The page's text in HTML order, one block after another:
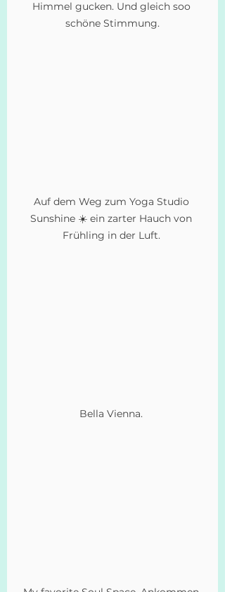
Himmel gucken. Und gleich soo
schöne Stimmung.
Auf dem Weg zum Yoga Studio
Sunshine ☀️ ein zarter Hauch von
Frühling in der Luft.
Bella Vienna.